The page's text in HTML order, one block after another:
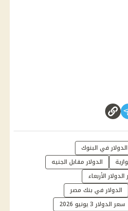
في البنوك
الدولار مقابل الجنيه
الأربعاء
الدولار في بنك مصر
سعر الدولار 3 يونيو 2026